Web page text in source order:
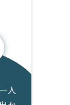
人